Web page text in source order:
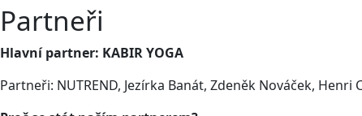
Partneři
Hlavní partner: KABIR YOGA
Partneři: NUTREND, Jezírka Banát, Zdeněk Nováček, Henri